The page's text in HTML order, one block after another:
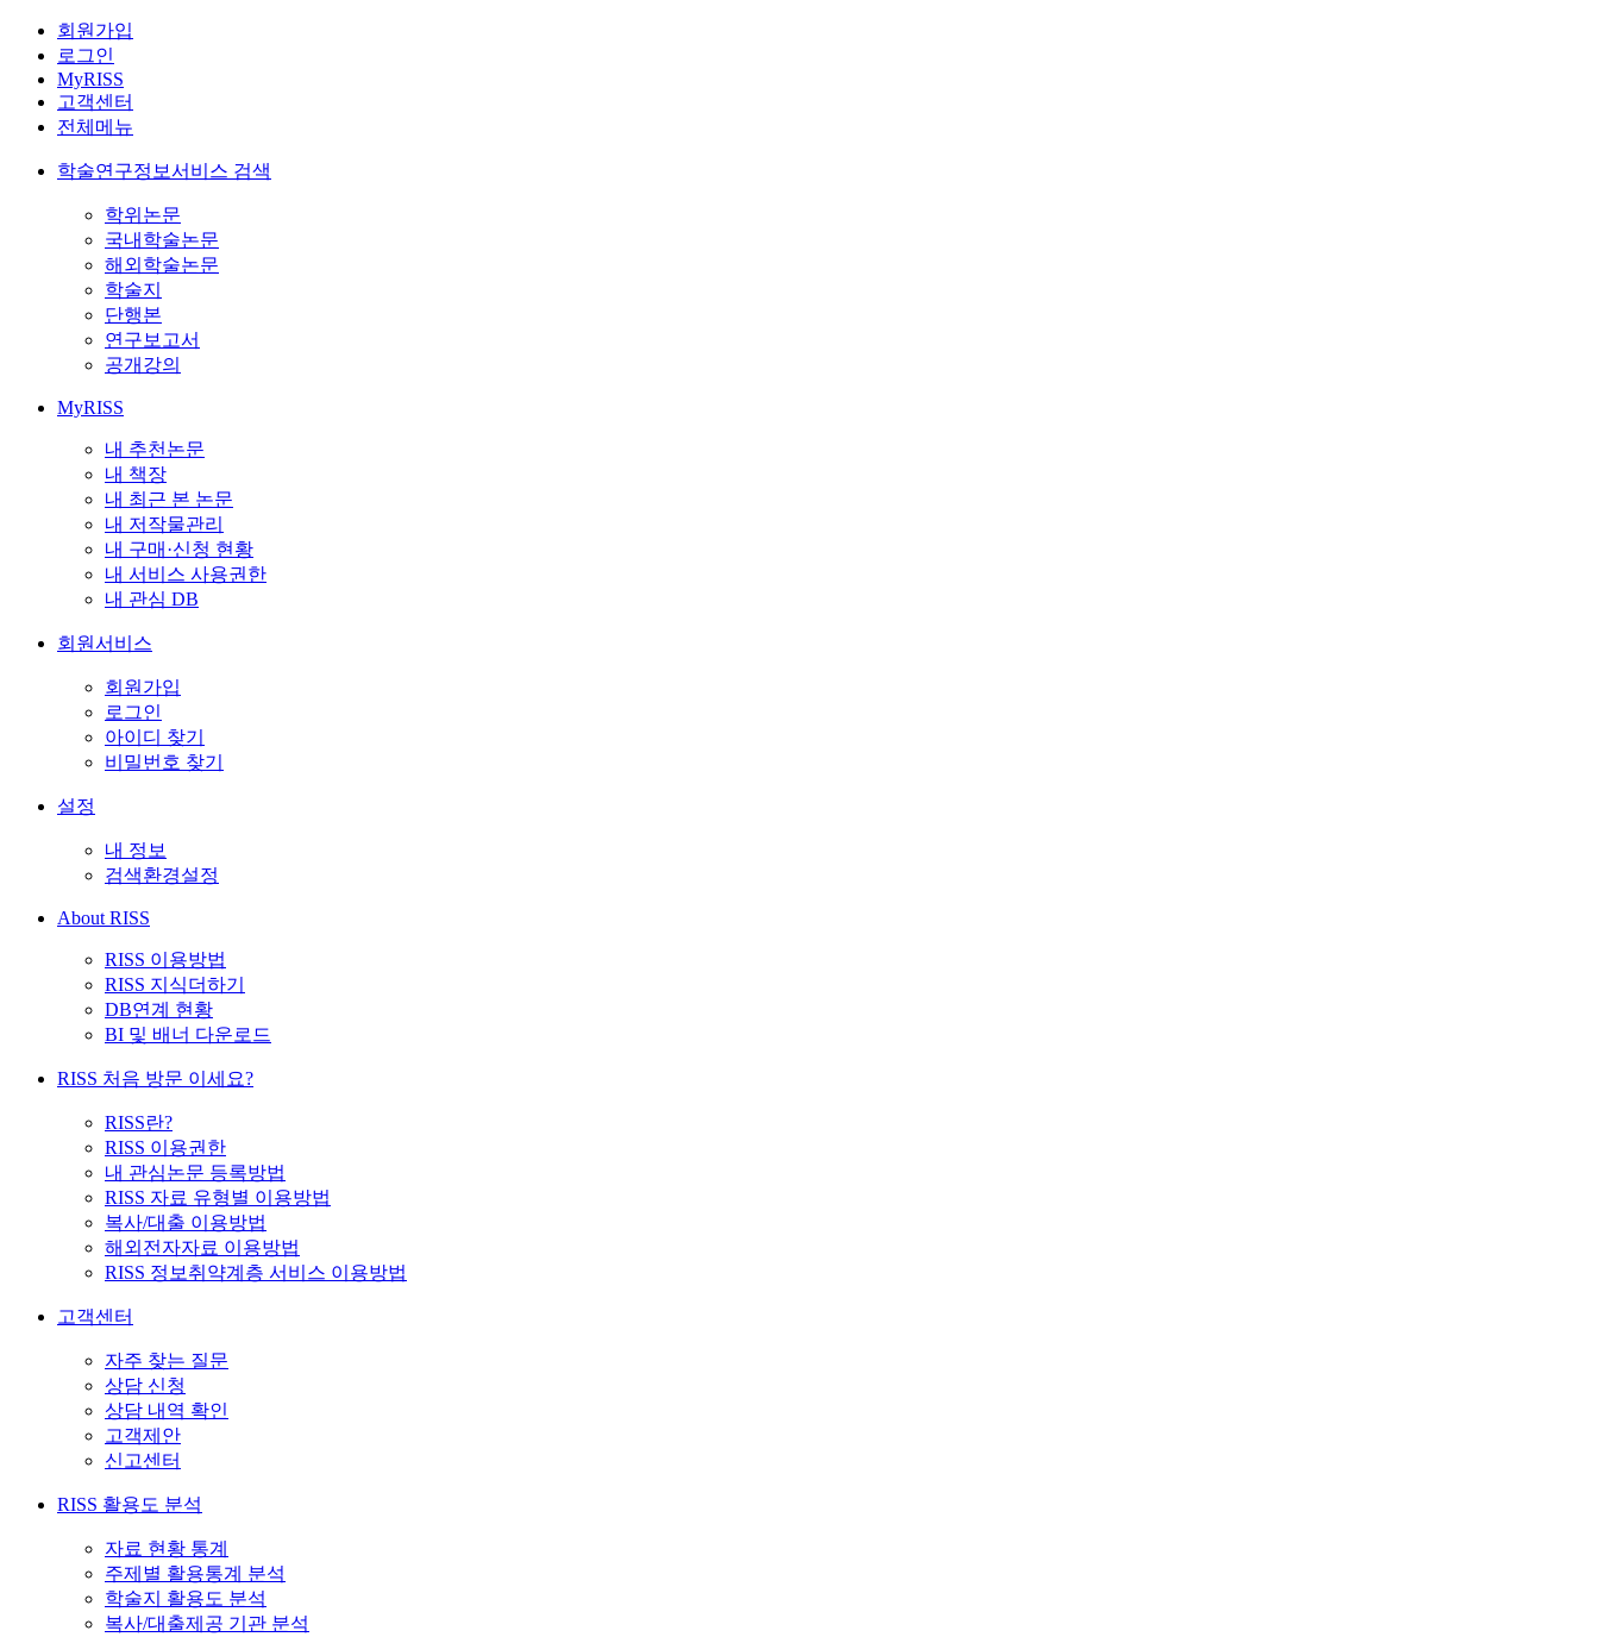
회원가입
로그인
MyRISS
고객센터
전체메뉴
학술연구정보서비스 검색
학위논문
국내학술논문
해외학술논문
학술지
단행본
연구보고서
공개강의
MyRISS
내 추천논문
내 책장
내 최근 본 논문
내 저작물관리
내 구매·신청 현황
내 서비스 사용권한
내 관심 DB
회원서비스
회원가입
로그인
아이디 찾기
비밀번호 찾기
설정
내 정보
검색환경설정
About RISS
RISS 이용방법
RISS 지식더하기
DB연계 현황
BI 및 배너 다운로드
RISS 처음 방문 이세요?
RISS란?
RISS 이용권한
내 관심논문 등록방법
RISS 자료 유형별 이용방법
복사/대출 이용방법
해외전자자료 이용방법
RISS 정보취약계층 서비스 이용방법
고객센터
자주 찾는 질문
상담 신청
상담 내역 확인
고객제안
신고센터
RISS 활용도 분석
자료 현황 통계
주제별 활용통계 분석
학술지 활용도 분석
복사/대출제공 기관 분석